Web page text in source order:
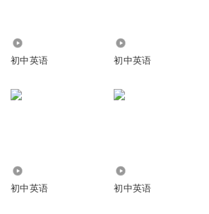
初中英语 初中英语
初中英语 初中英语